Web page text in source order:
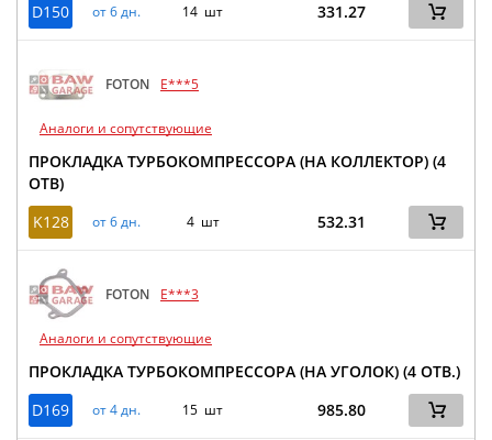
D150 от 6 дн. 14 шт 331.27
FOTON E***5
Аналоги и сопутствующие
ПРОКЛАДКА ТУРБОКОМПРЕССОРА (НА КОЛЛЕКТОР) (4
ОТВ)
K128
от 6 дн. 4 шт 532.31
FOTON E***3
Аналоги и сопутствующие
ПРОКЛАДКА ТУРБОКОМПРЕССОРА (НА УГОЛОК) (4 ОТВ.)
D169
от 4 дн. 15 шт 985.80